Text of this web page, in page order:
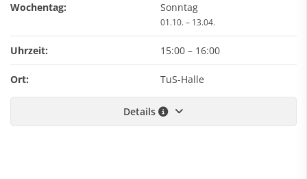
Wochentag: Sonntag
01.10. – 13.04.
Uhrzeit: 15:00 – 16:00
Ort: TuS-Halle
Details